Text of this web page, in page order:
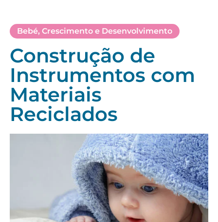
Bebé, Crescimento e Desenvolvimento
Construção de
Instrumentos com
Materiais
Reciclados